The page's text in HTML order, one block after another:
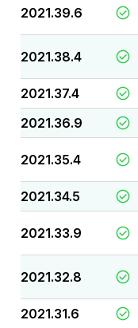
2021.39.6
2021.38.4
2021.37.4
2021.36.9
2021.35.4
2021.34.5
2021.33.9
2021.32.8
2021.31.6